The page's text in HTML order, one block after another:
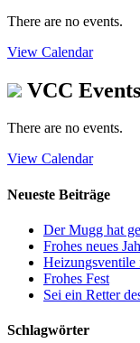
There are no events.
View Calendar
VCC Events
There are no events.
View Calendar
Neueste Beiträge
Der Mugg hat
Frohes neues
Heizungsventile
Frohes Fest
Sei ein Retter
Schlagwörter